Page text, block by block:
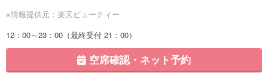
※情報提供元：楽天ビューティー
12：00～23：00（最終受付 21：00）
空席確認・ネット予約